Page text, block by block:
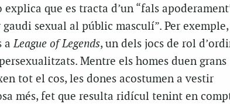
explica que es tracta d’un “fals
sexual al públic masculí”. Per
aLeague of Legends, un dels jocs de rol
Mentre els homes duen grans
tot el cos, les dones acostumen a vestir
més, fet que resulta ridícul tenint en